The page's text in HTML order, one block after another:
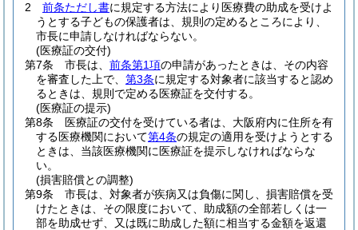
2
前条ただし書に規定する方法により医療費の助成を受けよ
うとする子どもの保護者は、規則の定めるところにより、
市長に申請しなければならない。
(医療証の交付)
第7条
市長は、 前条第1項の申請があったときは、その内容
を審査した上で、 第3条に規定する対象者に該当すると認め
るときは、規則で定める医療証を交付する。
(医療証の提示)
第8条
医療証の交付を受けている者は、大阪府内に住所を有
する医療機関において第4条の規定の適用を受けようとする
ときは、当該医療機関に医療証を提示しなければならな
い。
(損害賠償との調整)
第9条
市長は、対象者が疾病又は負傷に関し、損害賠償を受
けたときは、その限度において、助成額の全部若しくは一
部を助成せず、又は既に助成した額に相当する金額を返還